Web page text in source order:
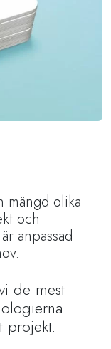
mängd olika
och
anpassad
de mest
projekt.